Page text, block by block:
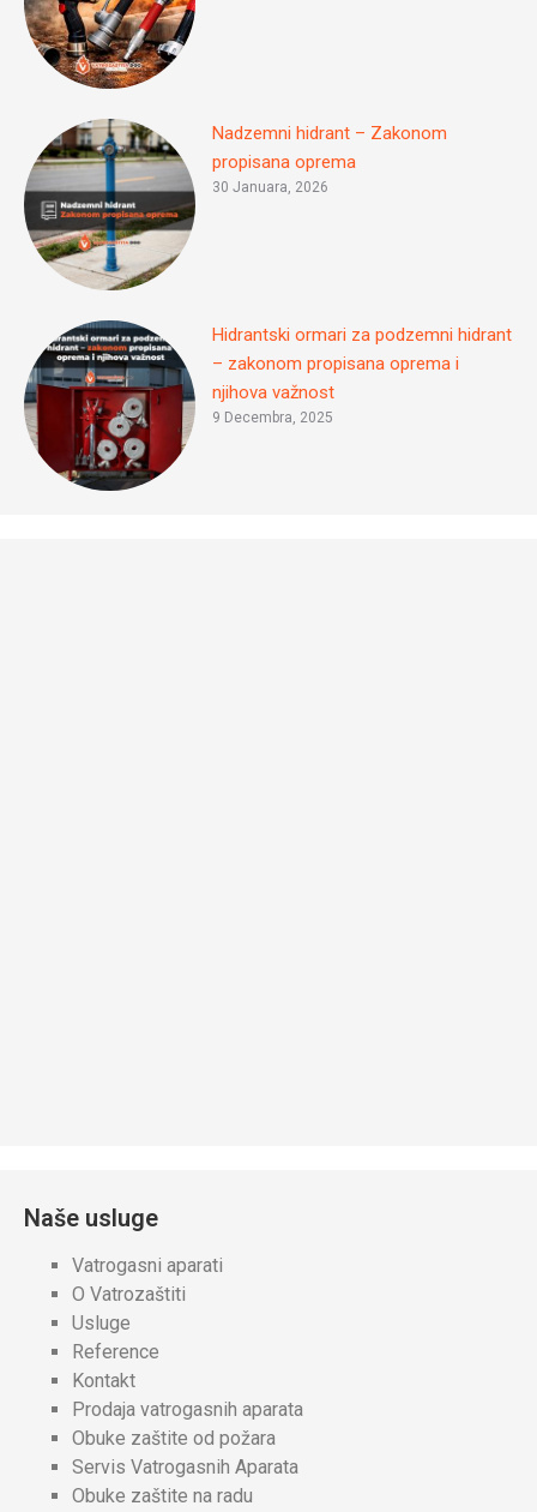
Nadzemni hidrant – Zakonom
propisana oprema
30 Januara, 2026
Hidrantski ormari za podzemni hidrant
– zakonom propisana oprema i
njihova važnost
9 Decembra, 2025
Naše usluge
Vatrogasni aparati
O Vatrozaštiti
Usluge
Reference
Kontakt
Prodaja vatrogasnih aparata
Obuke zaštite od požara
Servis Vatrogasnih Aparata
Obuke zaštite na radu